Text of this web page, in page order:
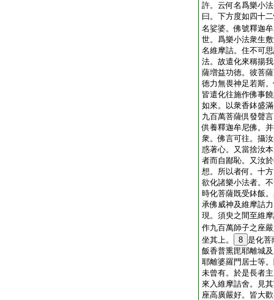
許。云何名爲樂小
曰。下方度如四十
名娑婆。佛號釋迦
世。爲樂小法衆生
名維摩詰。住不可
法。故遣化來稱揚
薩増益功徳。彼菩
徳力無畏神足若斯
皆遣化往施作佛事
如來。以衆香鉢盛
九百萬菩薩倶發聲
供養釋迦牟尼佛。
衆。佛言可往。攝
惑著心。又當捨汝
者而自鄙恥。又汝
想。所以者何。十
欲化諸樂小法者。
時化菩薩既受鉢飯
承佛威神及維摩詰
現。須臾之間至維
作九百萬師子之座
坐其上。
8 是化菩
飯香普熏毘耶離城
耶離婆羅門居士等
未曾有。於是長者
來入維摩詰舍。見
座高廣嚴好。皆大